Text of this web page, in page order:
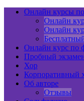
Онлайн курсы
Онлайн
Онлайн
Онлайн курс по
Пробный
Хор
Корпоративный
Об авторе
Отзывы